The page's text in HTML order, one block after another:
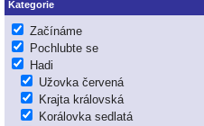
Kategorie
Začínáme
Pochlubte se
Hadi
Užovka červená
Krajta královská
Korálovka sedlatá